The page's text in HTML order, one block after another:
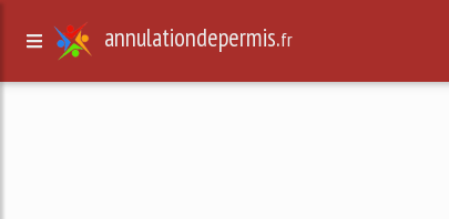
annulationdepermis.fr